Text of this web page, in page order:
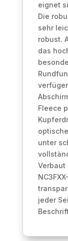
eignet
Die
sehr
robust.
das
Fleece
unter
Verbaut
jeder